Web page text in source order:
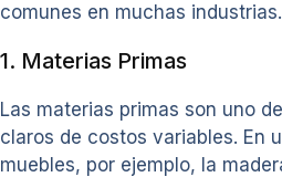
comunes en muchas industrias.
1. Materias Primas
Las materias primas son uno
claros de costos variables. En
muebles, por ejemplo, la